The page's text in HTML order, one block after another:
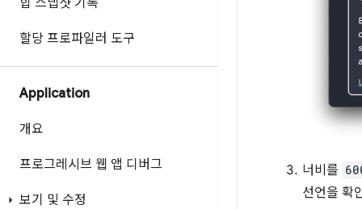
힙 스냅샷 기록
할당 프로파일러 도구
Application
개요
프로그레시브 웹 앱 디버그
보기 및 수정
너비를
선언을 확